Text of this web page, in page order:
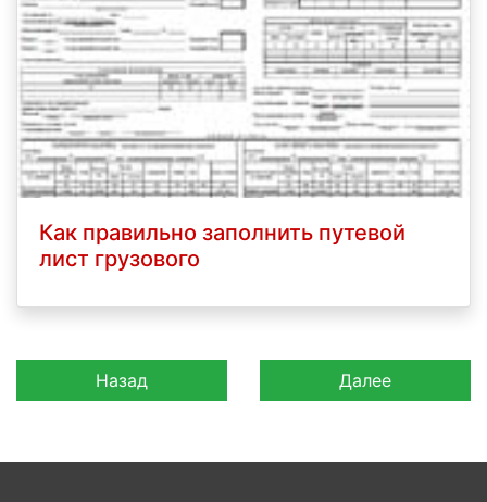
Как правильно заполнить путевой
лист грузового
Назад Далее